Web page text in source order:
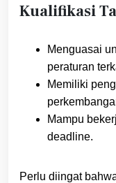
Kualifikasi
Menguasai
peraturan
Memiliki
Mampu
deadline.
Perlu diingat